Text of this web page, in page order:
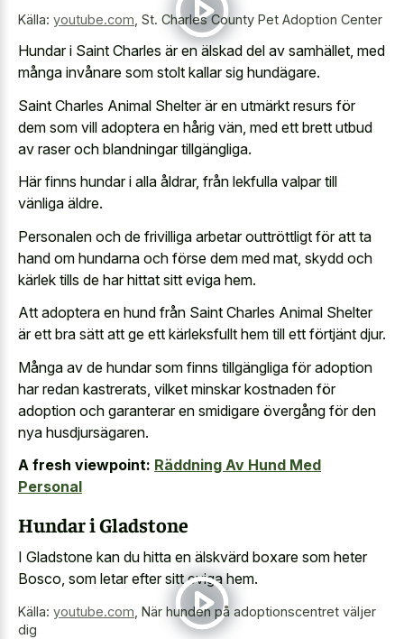
Källa: youtube.com St. Charles County Pet Adoption Center
Hundar i Saint Charles är en älskad del av samhället, med
många invånare som stolt kallar sig hundägare.
Saint Charles Animal Shelter är en utmärkt resurs för
dem som vill adoptera en hårig vän, med ett brett utbud
av raser och blandningar tillgängliga.
Här finns hundar i alla åldrar, från lekfulla valpar till
vänliga äldre.
Personalen och de frivilliga arbetar outtröttligt för att ta
hand om hundarna och förse dem med mat, skydd och
kärlek tills de har hittat sitt eviga hem.
Att adoptera en hund från Saint Charles Animal Shelter
är ett bra sätt att ge ett kärleksfullt hem till ett förtjänt djur.
Många av de hundar som finns tillgängliga för adoption
har redan kastrerats, vilket minskar kostnaden för
adoption och garanterar en smidigare övergång för den
nya husdjursägaren.
A fresh viewpoint: Räddning Av Hund Med
Personal
Hundar i Gladstone
I Gladstone kan du hitta en älskvärd boxare som heter
Bosco, som letar efter sitt eviga hem.
Källa: youtube.com, När hunden på adoptionscentret väljer
dig